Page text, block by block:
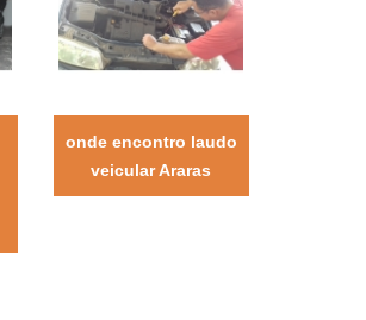
onde encontro laudo
veicular Araras